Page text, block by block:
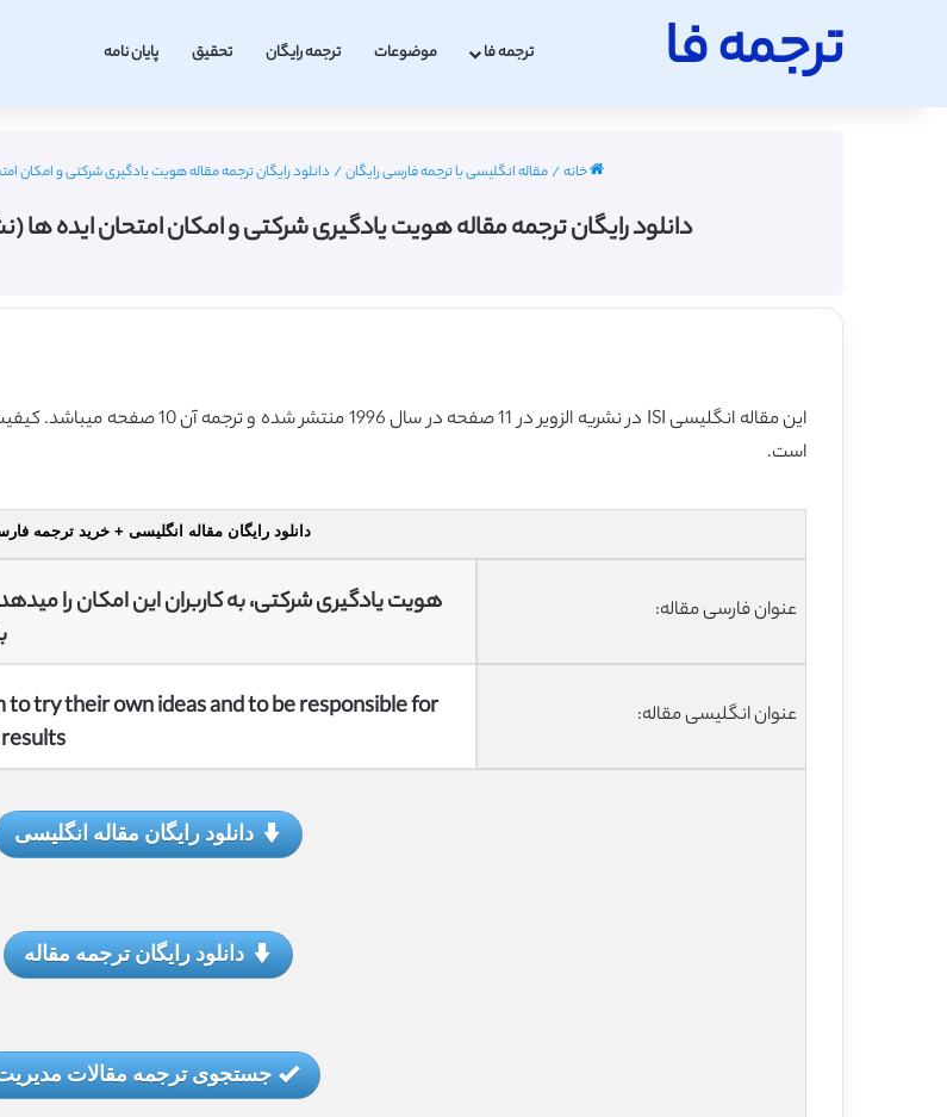
ترجمه فا ترجمه فا موضوعات ترجمه رایگان تحقیق پایان نامه
خانه/مقاله انگلیسی با ترجمه فارسی رایگان/ دانلود رایگان ترجمه مقاله هویت یادگیری شرکتی و امکان امتحان ایده ها (نشریه
دانلود رایگان ترجمه مقاله هویت یادگیری شرکتی و امکان امتحان ایده ها (نشریه الزویر 1996)
این مقاله انگلیسی ISI در نشریه الزویر در 11 صفحه در سال 1996 منتشر شده و ترجمه آن 10 صفحه میباشد. کیفیت ترجمه این مقاله رایگان – برنزی
است.
دانلود رایگان مقاله انگلیسی + خرید ترجمه
عنوان فارسی مقاله:
هویت یادگیری شرکتی، به کاربران این امکان را
عنوان انگلیسی مقاله:
try their own ideas and to be responsible for
دانلود رایگان مقاله انگلیسی
دانلود رایگان ترجمه مقاله
جستجوی ترجمه مقالات